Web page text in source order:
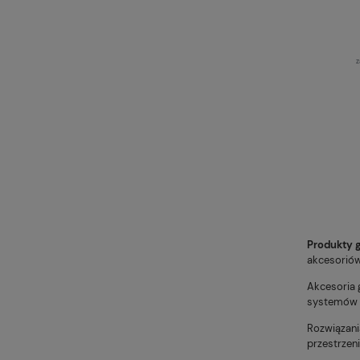
Produkty
Akcesoria
systemów